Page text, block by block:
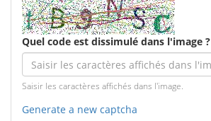
Quel code est dissimulé dans l'image ?
Saisir les caractères affichés dans l'image.
Generate a new captcha